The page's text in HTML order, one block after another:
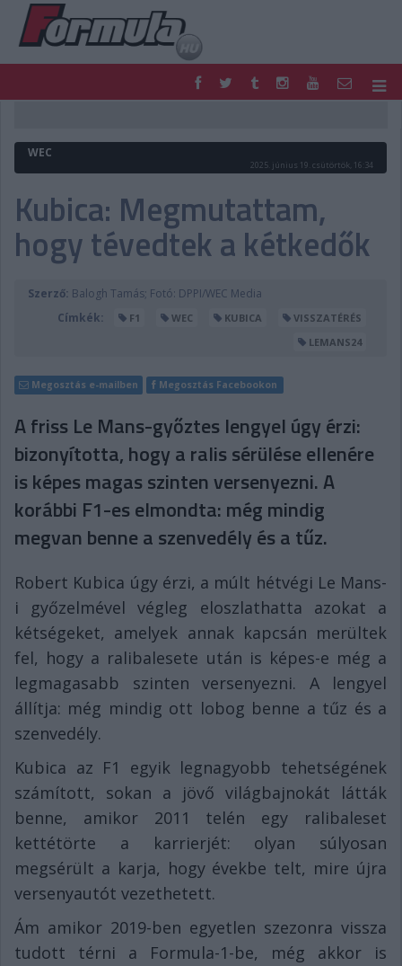
FORMULA
MOTOR
PODCAST
SHOP
LIVE
TIPPJÁTÉK
DIGITÁLIS MAGAZIN
PONTÁLLÁSOK
WEC
2025. június 19. csütörtök, 16:34
Kubica: Megmutattam,
hogy tévedtek a kétkedők
Szerző: Balogh Tamás; Fotó: DPPI/WEC Media
Címkék:
F1 WEC KUBICA
VISSZATÉRÉS
LEMANS24
Megosztás e-mailben Megosztás Facebookon
A friss Le Mans-győztes lengyel úgy érzi:
bizonyította, hogy a ralis sérülése ellenére
is képes magas szinten versenyezni. A
korábbi F1-es elmondta: még mindig
megvan benne a szenvedély és a tűz.
Robert Kubica úgy érzi, a múlt hétvégi Le Mans-
i győzelmével végleg eloszlathatta azokat a
kétségeket, amelyek annak kapcsán merültek
fel, hogy a ralibalesete után is képes-e még a
legmagasabb szinten versenyezni. A lengyel
állítja: még mindig ott lobog benne a tűz és a
szenvedély.
Kubica az F1 egyik legnagyobb tehetségének
számított, sokan a jövő világbajnokát látták
benne, amikor 2011 telén egy ralibaleset
kettétörte a karrierjét: olyan súlyosan
megsérült a karja, hogy évekbe telt, mire újra
versenyautót vezethetett.
Ám amikor 2019-ben egyetlen szezonra vissza
tudott térni a Formula-1-be, még akkor is